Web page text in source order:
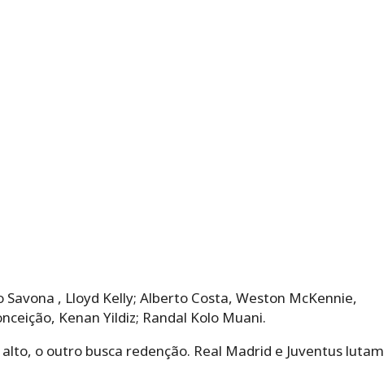
, Lloyd Kelly; Alberto Costa, Weston McKennie,
Kenan Yildiz; Randal Kolo Muani.
o outro busca redenção. Real Madrid e Juventus lutam